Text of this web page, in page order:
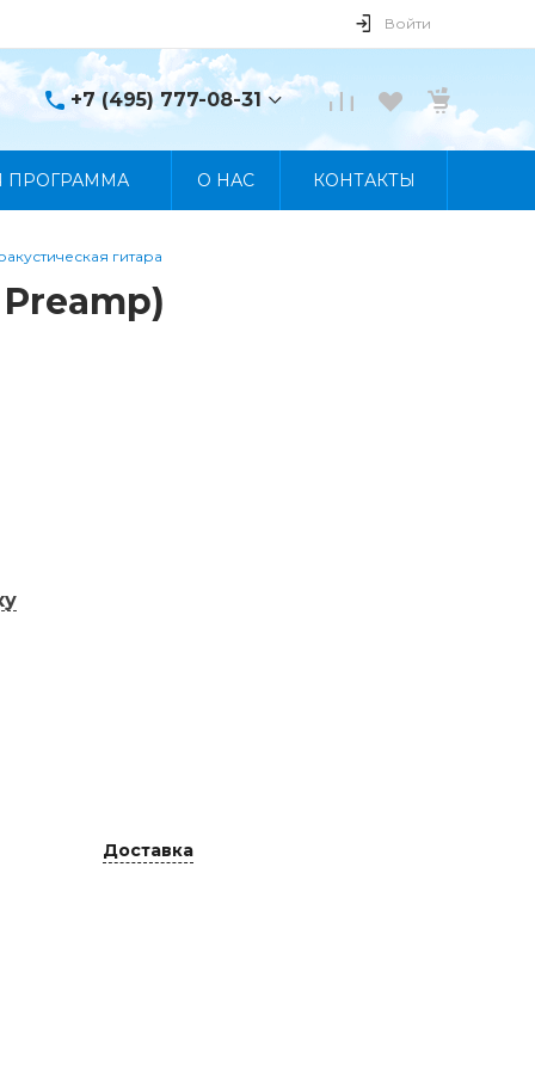
Войти
+7 (495) 777-08-31
+7 (495) 777-08-31
Выходной
ПРОГРАММА О НАС КОНТАКТЫ
гитара
Preamp)
Доставка